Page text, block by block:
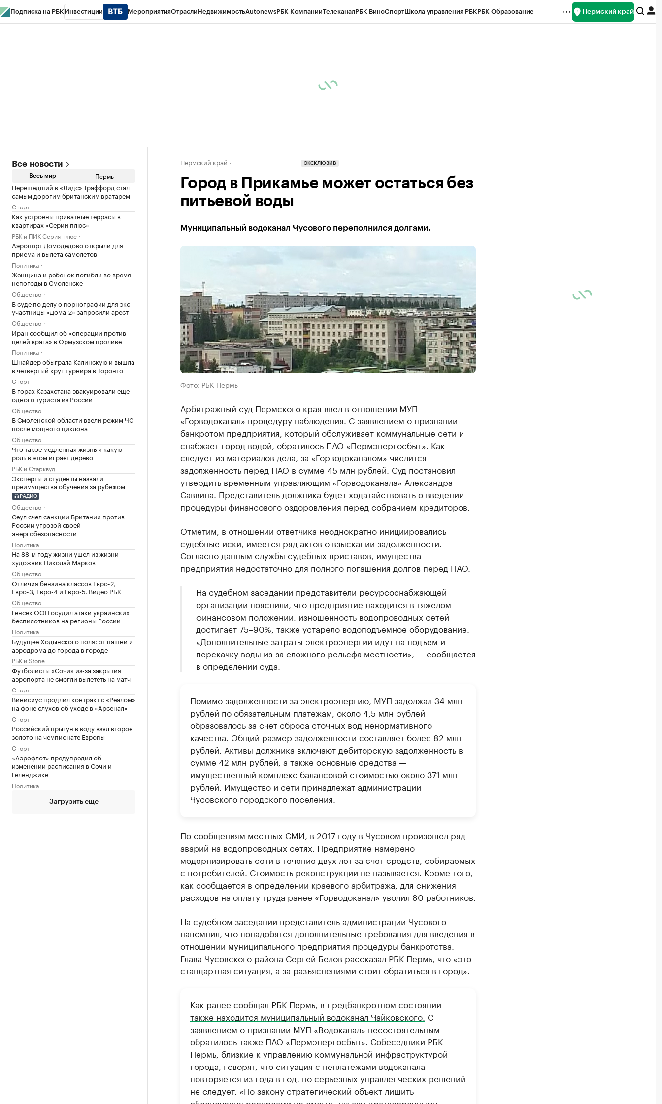
Подписка на РБК Инвестиции МероприятияОтраслиНедвижимостьAutonewsРБК КомпанииТелеканалРБК ВиноСпортШкола управления РБКРБК Образование Пермский край
Все новости
Весь мир Пермь
Перешедший в «Лидс» Траффорд стал
самым дорогим британским вратарем
Спорт
Как устроены приватные террасы в
квартирах «Серии плюс»
РБК и ПИК Серия плюс
Аэропорт Домодедово открыли для
приема и вылета самолетов
Политика
Женщина и ребенок погибли во время
непогоды в Смоленске
Общество
В суде по делу о порнографии для экс-
участницы «Дома-2» запросили арест
Общество
Иран сообщил об «операции против
целей врага» в Ормузском проливе
Политика
Шнайдер обыграла Калинскую и вышла
в четвертый круг турнира в Торонто
Спорт
В горах Казахстана эвакуировали еще
одного туриста из России
Общество
В Смоленской области ввели режим ЧС
после мощного циклона
Общество
Что такое медленная жизнь и какую
роль в этом играет дерево
РБК и Старквуд
Эксперты и студенты назвали
преимущества обучения за рубежом
РАДИО
Общество
Сеул счел санкции Британии против
России угрозой своей
энергобезопасности
Политика
На 88-м году жизни ушел из жизни
художник Николай Марков
Общество
Отличия бензина классов Евро-2,
Евро-3, Евро-4 и Евро-5. Видео РБК
Общество
Генсек ООН осудил атаки украинских
беспилотников на регионы России
Политика
Будущее Ходынского поля: от пашни и
аэродрома до города в городе
РБК и Stone
Футболисты «Сочи» из-за закрытия
аэропорта не смогли вылететь на матч
Спорт
Винисиус продлил контракт с «Реалом»
на фоне слухов об уходе в «Арсенал»
Спорт
Российский прыгун в воду взял второе
золото на чемпионате Европы
Спорт
«Аэрофлот» предупредил об
изменении расписания в Сочи и
Геленджике
Политика
Загрузить еще
Пермский край ЭКСКЛЮЗИВ
Город в Прикамье может остаться без
питьевой воды
Муниципальный водоканал Чусового переполнился долгами.
Фото: РБК Пермь
Арбитражный суд Пермского края ввел в отношении МУП
«Горводоканал» процедуру наблюдения. С заявлением о признании
банкротом предприятия, который обслуживает коммунальные сети и
снабжает город водой, обратилось ПАО «Пермэнергосбыт». Как
следует из материалов дела, за «Горводоканалом» числится
задолженность перед ПАО в сумме 45 млн рублей. Суд постановил
утвердить временным управляющим «Горводоканала» Александра
Саввина. Представитель должника будет ходатайствовать о введении
процедуры финансового оздоровления перед собранием кредиторов.
Отметим, в отношении ответчика неоднократно инициировались
судебные иски, имеется ряд актов о взыскании задолженности.
Согласно данным службы судебных приставов, имущества
предприятия недостаточно для полного погашения долгов перед ПАО.
На судебном заседании представители ресурсоснабжающей
организации пояснили, что предприятие находится в тяжелом
финансовом положении, изношенность водопроводных сетей
достигает 75–90%, также устарело водоподъемное оборудование. ​
«Дополнительные затраты электроэнергии идут на подъем и
перекачку воды из-за сложного рельефа местности», — сообщается
в определении суда.
Помимо задолженности за электроэнергию, МУП задолжал 34 млн
рублей по обязательным платежам, около 4,5 млн рублей
образовалось за счет сброса сточных вод ненормативного
качества. Общий размер задолженности составляет более 82 млн
рублей. Активы должника включают дебиторскую задолженность в
сумме 42 млн рублей, а также основные средства —
имущественный комплекс балансовой стоимостью около 371 млн
рублей. Имущество и сети принадлежат администрации
Чусовского городского поселения.
По сообщениям местных СМИ, в 2017 году в Чусовом произошел ряд
аварий на водопроводных сетях. Предприятие намерено
модернизировать сети в течение двух лет за счет средств, собираемых
с потребителей. Стоимость реконструкции не называется. Кроме того,
как сообщается в определении краевого арбитража, для снижения
расходов на оплату труда ранее «Горводоканал» уволил 80 работников.
На судебном заседании представитель администрации Чусового
напомнил, что понадобятся дополнительные требования для введения в
отношении муниципального предприятия процедуры банкротства.
Глава Чусовского района Сергей Белов рассказал РБК Пермь, что «это
стандартная ситуация, а за разъяснениями стоит обратиться в город».
Как ранее сообщал РБК Пермь, в предбанкротном состоянии
также находится муниципальный водоканал Чайковского. С
заявлением о признании МУП «Водоканал» несостоятельным
обратилось также ПАО «Пермэнергосбыт». Собеседники РБК
Пермь, близкие к управлению коммунальной инфраструктурой
города, говорят, что ситуация с неплатежами водоканала
повторяется из года в год, но серьезных управленческих решений
не следует. «По закону стратегический объект лишить